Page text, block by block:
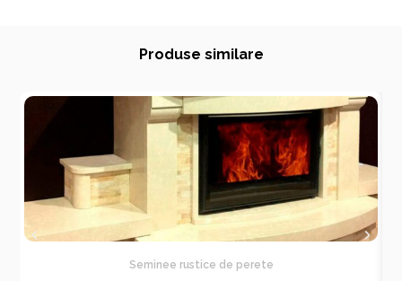
Produse similare
Seminee rustice de perete